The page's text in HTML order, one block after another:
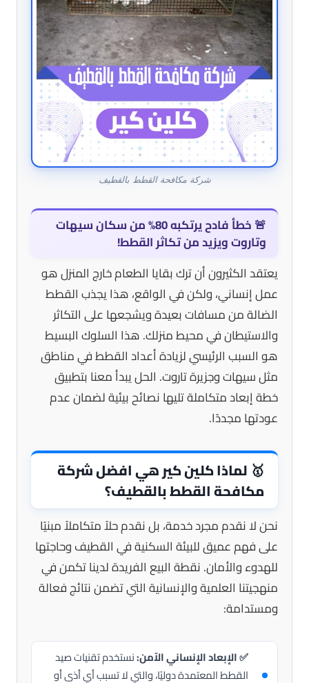
شركة مكافحة القطط بالقطيف
🚨 خطأ فادح يرتكبه 80% من سكان سيهات
وتاروت ويزيد من تكاثر القطط!
يعتقد الكثيرون أن ترك بقايا الطعام خارج المنزل هو
عمل إنساني، ولكن في الواقع، هذا يجذب القطط
الضالة من مسافات بعيدة ويشجعها على التكاثر
والاستيطان في محيط منزلك. هذا السلوك البسيط
هو السبب الرئيسي لزيادة أعداد القطط في مناطق
مثل سيهات وجزيرة تاروت. الحل يبدأ معنا بتطبيق
خطة إبعاد متكاملة تليها نصائح بيئية لضمان عدم
عودتها مجددًا.
🥇 لماذا كلين كير هي افضل شركة
مكافحة القطط بالقطيف؟
نحن لا نقدم مجرد خدمة، بل نقدم حلاً متكاملاً مبنيًا
على فهم عميق للبيئة السكنية في القطيف وحاجتها
للهدوء والأمان. نقطة البيع الفريدة لدينا تكمن في
منهجيتنا العلمية والإنسانية التي تضمن نتائج فعالة
ومستدامة:
✅ الإبعاد الإنساني الآمن:نستخدم تقنيات صيد
القطط المعتمدة دوليًا، والتي لا تسبب أي أذى أو